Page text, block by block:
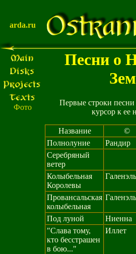
arda.ru
Фото
Песни о
Первые строки песни
курсор к ее
Название ©
Полнолуние
Рандир
Серебряный
ветер
Колыбельная
Королевы
Галенэль
Провансальская
колыбельная
Галенэль
Под луной Ниенна
"Слава тому,
кто бесстрашен
в бою..."
Иллет